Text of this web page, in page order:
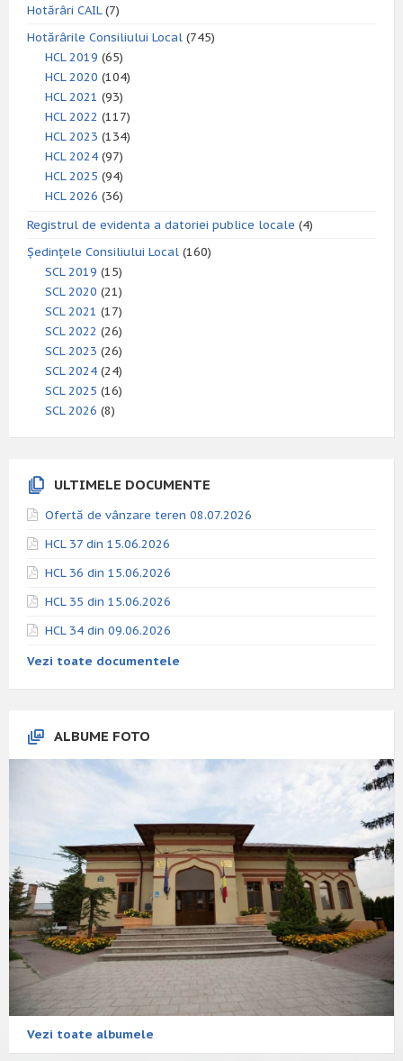
Hotărâri CAIL(7)
Hotărârile Consiliului Local (745)
HCL 2019 (65)
HCL 2020 (104)
HCL 2021 (93)
HCL 2022 (117)
HCL 2023 (134)
HCL 2024 (97)
HCL 2025 (94)
HCL 2026 (36)
Registrul de evidenta a datoriei publice locale (4)
Ședințele Consiliului Local (160)
SCL 2019 (15)
SCL 2020 (21)
SCL 2021 (17)
SCL 2022 (26)
SCL 2023 (26)
SCL 2024 (24)
SCL 2025 (16)
SCL 2026 (8)
ULTIMELE DOCUMENTE
Ofertă de vânzare teren 08.07.2026
HCL 37 din 15.06.2026
HCL 36 din 15.06.2026
HCL 35 din 15.06.2026
HCL 34 din 09.06.2026
Vezi toate documentele
ALBUME FOTO
Vezi toate albumele